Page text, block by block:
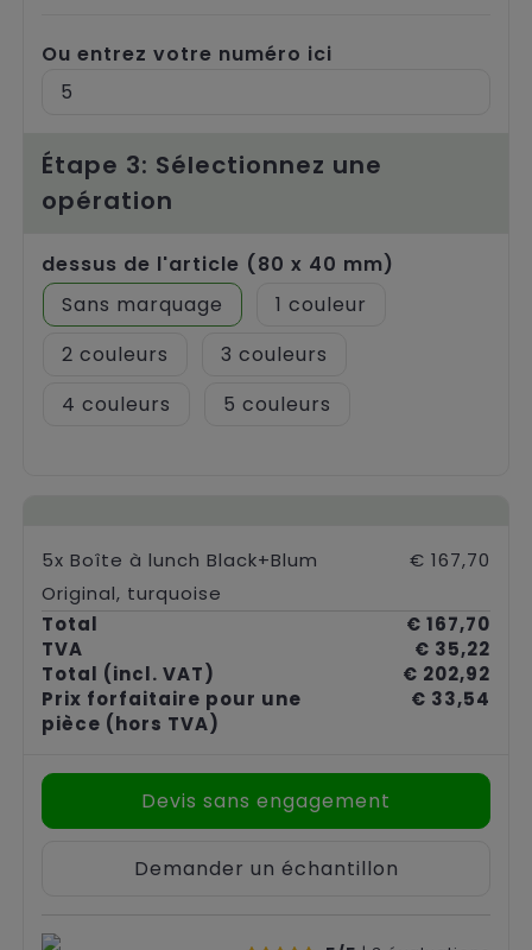
Ou entrez votre numéro ici
Étape 3: Sélectionnez une
opération
dessus de l'article (80 x 40 mm)
Sans marquage
1
2
3
4
5
5x Boîte à lunch Black+Blum
Original, turquoise
€ 167,70
Total
€ 167,70
TVA
€ 35,22
Total (incl. VAT)
€ 202,92
Prix forfaitaire pour une
pièce (hors TVA)
€ 33,54
Devis sans engagement
Demander un échantillon